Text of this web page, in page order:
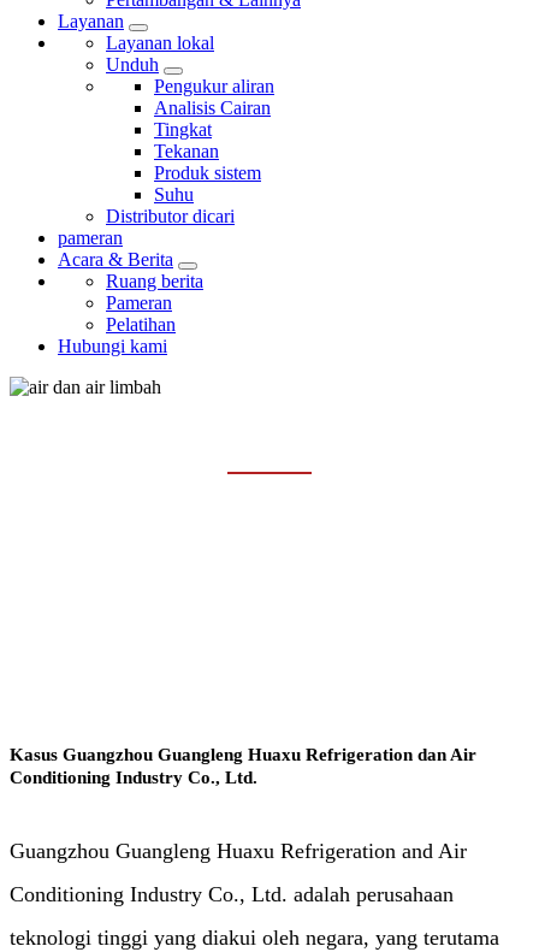
Layanan
Layanan lokal
Unduh
Pengukur aliran
Analisis Cairan
Tingkat
Tekanan
Produk sistem
Suhu
Distributor dicari
pameran
Acara & Berita
Ruang berita
Pameran
Pelatihan
Hubungi kami
Kasus Guangzhou Guangleng Huaxu Refrigeration dan Air
Conditioning Industry Co., Ltd.
Guangzhou Guangleng Huaxu Refrigeration and Air
Conditioning Industry Co., Ltd. adalah perusahaan
teknologi tinggi yang diakui oleh negara, yang terutama